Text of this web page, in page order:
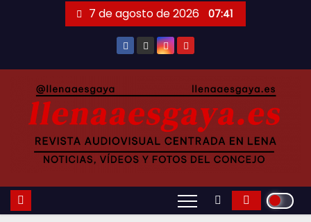
7 de agosto de 2026 07:41